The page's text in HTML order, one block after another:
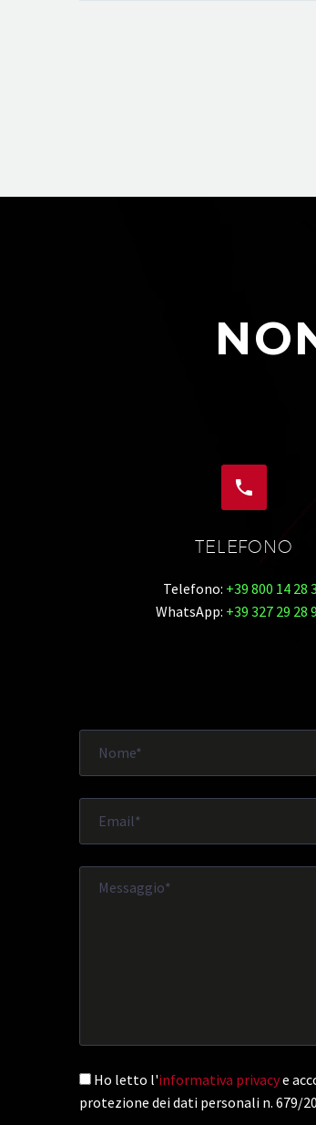


TELEFONO
Telefono: +39 800 14 28
WhatsApp: +39 327 29 28
Ho letto l'informativa privacye
protezione dei dati personali n. 679/